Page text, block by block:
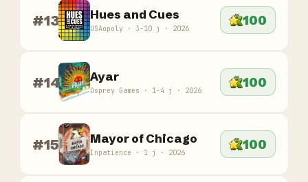
#13 Hues and Cues
USAopoly · 3-10 j · 2026 100
#14 Ayar
Osprey Games · 1-4 j · 2026 100
#15 Mayor of Chicago
Inpatience · 1 j · 2026 100